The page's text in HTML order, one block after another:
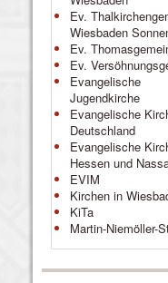
Ev.
Wiesbaden
Ev.
Ev.
Evangelische
Jugendkirche
Evangelische
Deutschland
Evangelische
Hessen und
EVIM
Kirchen in
KiTa
Martin-Niemöller-